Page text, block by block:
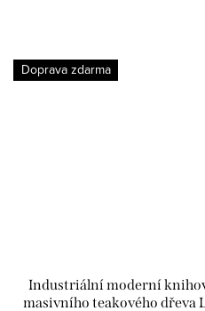
Doprava zdarma
Industriální moderní
masivního teakového dřeva